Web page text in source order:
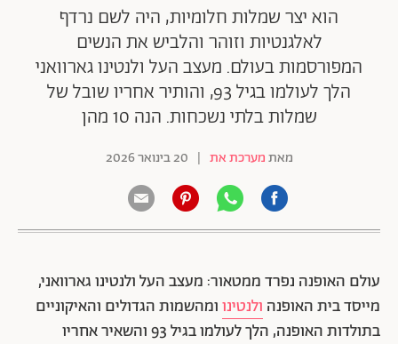
הוא יצר שמלות חלומיות, היה לשם נרדף
לאלגנטיות וזוהר והלביש את הנשים
המפורסמות בעולם. מעצב העל ולנטינו גארוואני
הלך לעולמו בגיל 93, והותיר אחריו שובל של
שמלות בלתי נשכחות. הנה 10 מהן
מאתמערכת את | 20 בינואר 2026
עולם האופנה נפרד ממטאור: מעצב העל ולנטינו גארוואני,
מייסד בית האופנה ולנטינוומהשמות הגדולים והאיקוניים
בתולדות האופנה, הלך לעולמו בגיל 93 והשאיר אחריו